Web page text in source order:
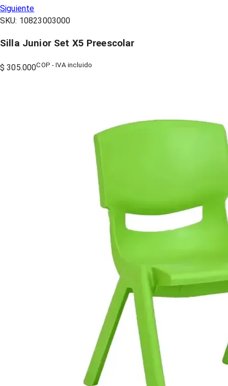
Siguiente
SKU: 10823003000
Silla Junior Set X5 Preescolar
$ 305.000COP - IVA incluido